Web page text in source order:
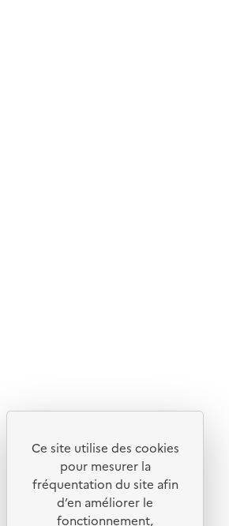
Ce site utilise des cookies
pour mesurer la
fréquentation du site afin
d’en améliorer le
fonctionnement,